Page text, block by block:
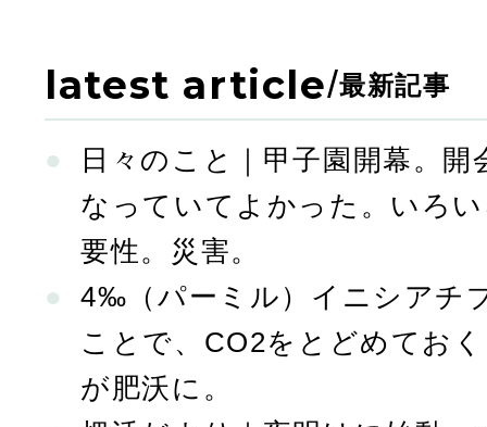
latest article/最新記事
日々のこと｜甲子園開幕。
なっていてよかった。いろ
要性。災害。
4‰（パーミル）イニシアチ
ことで、CO2をとどめてお
が肥沃に。